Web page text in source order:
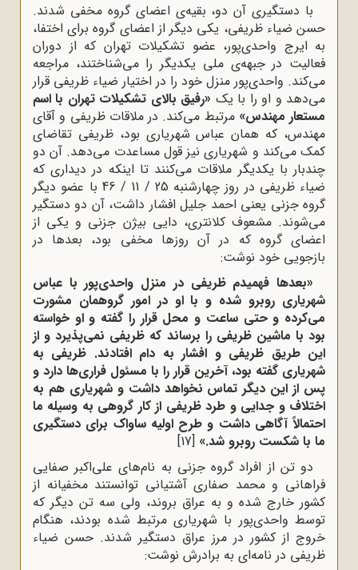
با دستگیری آن دو، بقیه‌ی اعضای گروه مخفی شدند.
حسن ضیاء ظریفی، یکی دیگر از اعضای گروه برای اختفا،
به ایرج واحدی‌پور، عضو تشکیلات تهران که از دوران
فعالیت در جبهه‌ی ملی یکدیگر را می‌شناختند، مراجعه
می‌کند. واحدی‌پور منزل خود را در اختیار ضیاء ظریفی قرار
می‌دهد و او را با یک «رفیق بالای تشکیلات تهران با اسم
مستعار مهندس» مرتبط می‌کند. در ملاقات ظریفی و آقای
مهندس، که همان عباس شهریاری بود، ظریفی تقاضای
کمک می‌کند و شهریاری نیز قول مساعدت می‌دهد. آن دو
چندبار با یکدیگر ملاقات می‌کنند تا اینکه در دیداری که
ضیاء ظریفی در روز چهارشنبه 25 / 11 / 46 با عضو دیگر
گروه جزنی یعنی احمد جلیل افشار داشت، آن دو دستگیر
می‌شوند. مشعوف کلانتری، دایی بیژن جزنی و یکی از
اعضای گروه که در آن روزها مخفی بود، بعدها در
بازجویی خود نوشت:
«بعدها فهمیدم ظریفی در منزل واحدی‌پور با عباس
شهریاری روبرو شده و با او در امور گروهمان مشورت
می‌کرده و حتی ساعت و محل قرار را گفته و او خواسته
بود با ماشین ظریفی را برساند که ظریفی نمی‌پذیرد و از
این طریق ظریفی و افشار به دام افتادند. ظریفی به
شهریاری گفته بود،‌ آخرین قرار را با مسئول فراری‌ها دارد و
پس از این دیگر تماس نخواهد داشت و شهریاری هم به
اختلاف و جدایی و طرد ظریفی از کار گروهی به وسیله ما
احتمالاً آگاهی داشت و طرح اولیه ساواک برای دستگیری
ما با شکست روبرو شد.» [17]
دو تن از افراد گروه جزنی به نام‌های علی‌اکبر صفایی
فراهانی و محمد صفاری آشتیانی توانستند مخفیانه از
کشور خارج شده و به عراق بروند، ولی سه تن دیگر که
توسط واحدی‌پور با شهریاری مرتبط شده بودند، هنگام
خروج از کشور در مرز عراق دستگیر شدند. حسن ضیاء
ظریفی در نامه‌ای به برادرش نوشت: